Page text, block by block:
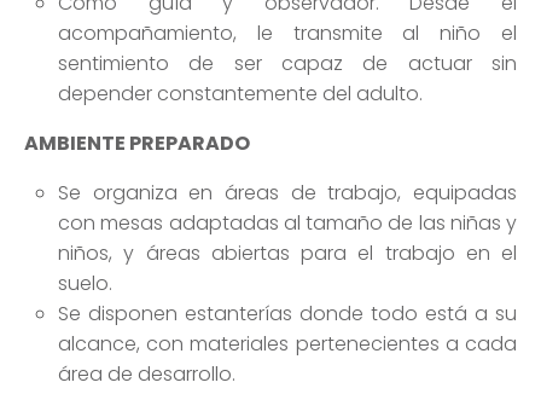
acompañamiento, le transmite al niño el
sentimiento de ser capaz de actuar sin
depender constantemente del adulto.
AMBIENTE PREPARADO
Se organiza en áreas de trabajo, equipadas
con mesas adaptadas al tamaño de las niñas y
niños, y áreas abiertas para el trabajo en el
suelo.
Se disponen estanterías donde todo está a su
alcance, con materiales pertenecientes a cada
área de desarrollo.